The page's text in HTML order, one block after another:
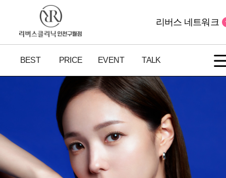
BEST PRICE EVENT TALK
리버스 네트워크